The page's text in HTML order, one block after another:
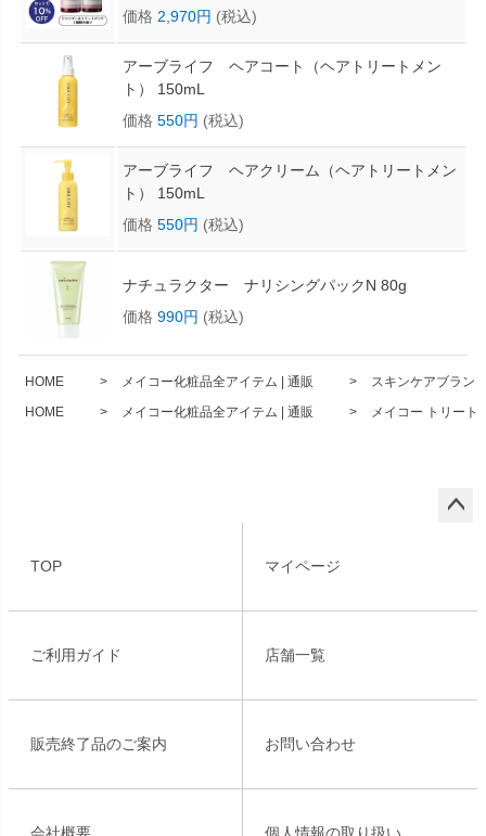
価格 2,970円 (税込)
アーブライフ ヘアコート（ヘアトリートメン
ト） 150mL
価格 550円 (税込)
アーブライフ ヘアクリーム（ヘアトリートメン
ト） 150mL
価格 550円 (税込)
ナチュラクター ナリシングパックN 80g
価格 990円 (税込)
HOME メイコー化粧品全アイテム | 通販
スキンケアブラン
HOME
メイコー化粧品全アイテム | 通販 メイコー トリート
TOP マイページ
ご利用ガイド 店舗一覧
販売終了品のご案内 お問い合わせ
会社概要 個人情報の取り扱い